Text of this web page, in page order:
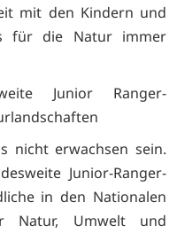
mit den Kindern und
für die Natur immer
Junior Ranger-
nicht erwachsen sein.
Junior-Ranger-
in den Nationalen
Natur, Umwelt und